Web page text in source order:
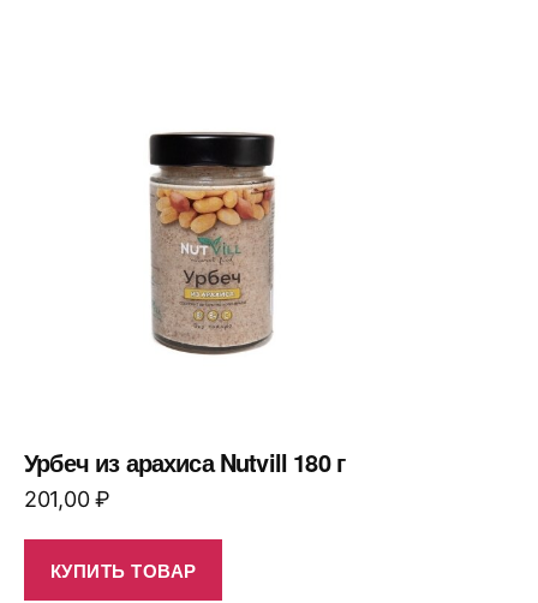
Урбеч из арахиса Nutvill 180 г
201,00₽
КУПИТЬ ТОВАР